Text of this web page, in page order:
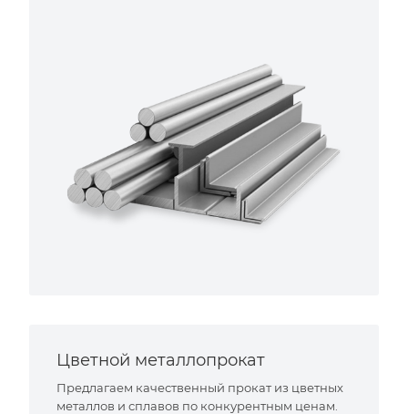
Цветной металлопрокат
Предлагаем качественный прокат из цветных
металлов и сплавов по конкурентным ценам.